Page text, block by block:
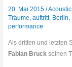
20. Mai 2015/
Träume,auftritt, Berlin,
performance
Als dritten und letzten
Fabian Bruckseinen